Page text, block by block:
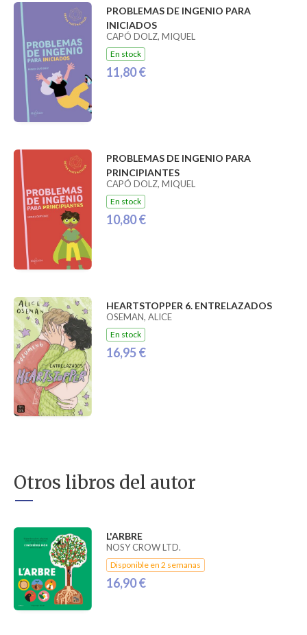
PROBLEMAS DE INGENIO PARA
INICIADOS
CAPÓ DOLZ, MIQUEL
En stock
11,80 €
PROBLEMAS DE INGENIO PARA
PRINCIPIANTES
CAPÓ DOLZ, MIQUEL
En stock
10,80 €
HEARTSTOPPER 6. ENTRELAZADOS
OSEMAN, ALICE
En stock
16,95 €
Otros libros del autor
L'ARBRE
NOSY CROW LTD.
Disponible en 2 semanas
16,90 €